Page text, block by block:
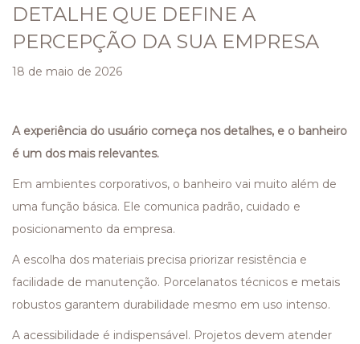
DETALHE QUE DEFINE A
PERCEPÇÃO DA SUA EMPRESA
18 de maio de 2026
A experiência do usuário começa nos detalhes, e o banheiro
é um dos mais relevantes.
Em ambientes corporativos, o banheiro vai muito além de
uma função básica. Ele comunica padrão, cuidado e
posicionamento da empresa.
A escolha dos materiais precisa priorizar resistência e
facilidade de manutenção. Porcelanatos técnicos e metais
robustos garantem durabilidade mesmo em uso intenso.
A acessibilidade é indispensável. Projetos devem atender